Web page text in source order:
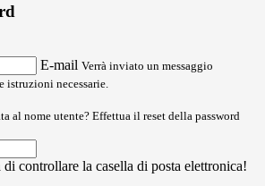
E-mail Verrà inviato un messaggio
necessarie.
al nome utente? Effettua il reset della password
controllare la casella di posta elettronica!